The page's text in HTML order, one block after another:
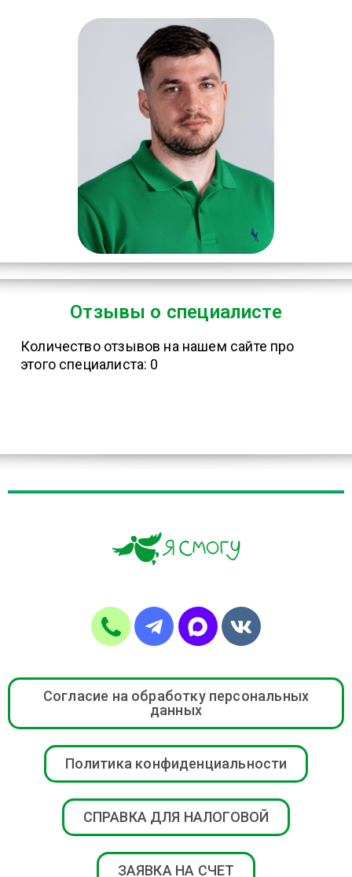
Отзывы о специалисте
Количество отзывов на нашем сайте про
этого специалиста: 0
Согласие на обработку персональных
данных
Политика конфиденциальности
СПРАВКА ДЛЯ НАЛОГОВОЙ
ЗАЯВКА НА СЧЕТ